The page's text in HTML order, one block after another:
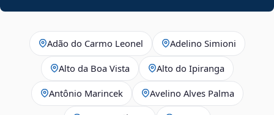
Adão do Carmo Leonel Adelino Simioni
Alto da Boa Vista Alto do Ipiranga
Antônio Marincek Avelino Alves Palma